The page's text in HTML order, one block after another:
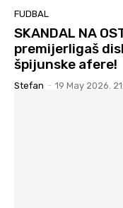
FUDBAL
SKANDAL NA
premijerligaš
špijunske afere!
Stefan - 19 May 2026.